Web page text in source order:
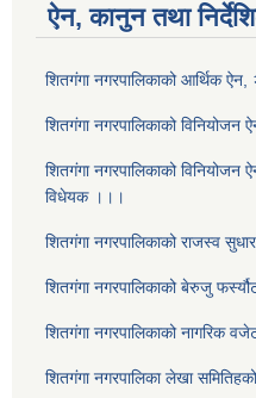
ऐन, कानुन तथा
शितगंगा नगरपालिकाको आर्थिक
शितगंगा नगरपालिकाको विनियोजन
शितगंगा नगरपालिकाको
विधेयक ।।।
शितगंगा नगरपालिकाको राजस्व
शितगंगा नगरपालिकाको बेरुजु
शितगंगा नगरपालिकाको नागरिक
शितगंगा नगरपालिका लेखा